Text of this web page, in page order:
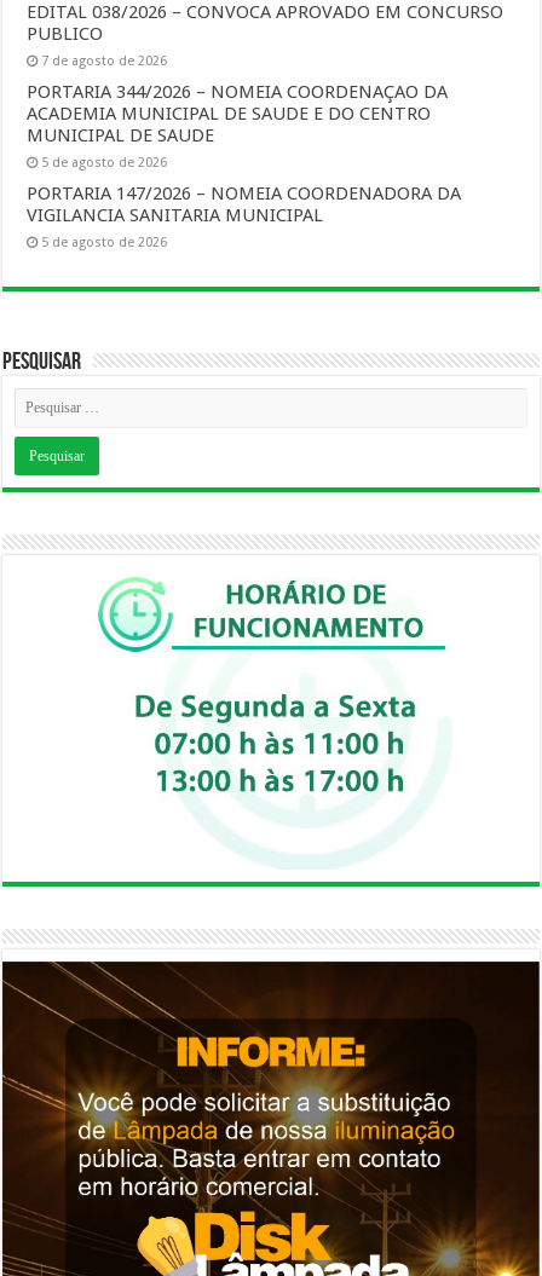
EDITAL 038/2026 – CONVOCA APROVADO EM CONCURSO
PUBLICO
7 de agosto de 2026
PORTARIA 344/2026 – NOMEIA COORDENAÇAO DA
ACADEMIA MUNICIPAL DE SAUDE E DO CENTRO
MUNICIPAL DE SAUDE
5 de agosto de 2026
PORTARIA 147/2026 – NOMEIA COORDENADORA DA
VIGILANCIA SANITARIA MUNICIPAL
5 de agosto de 2026
Pesquisar